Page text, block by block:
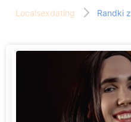
Localsexdating Randki